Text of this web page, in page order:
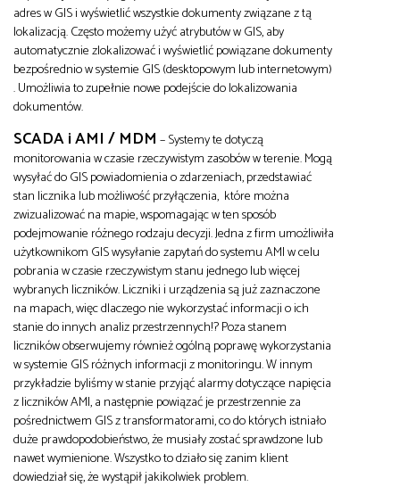
adres w GIS i wyświetlić wszystkie dokumenty związane z tą
lokalizacją. Często możemy użyć atrybutów w GIS, aby
automatycznie zlokalizować i wyświetlić powiązane dokumenty
bezpośrednio w systemie GIS (desktopowym lub internetowym)
. Umożliwia to zupełnie nowe podejście do lokalizowania
dokumentów.
SCADA i AMI / MDM – Systemy te dotyczą
monitorowania w czasie rzeczywistym zasobów w terenie. Mogą
wysyłać do GIS powiadomienia o zdarzeniach, przedstawiać
stan licznika lub możliwość przyłączenia, które można
zwizualizować na mapie, wspomagając w ten sposób
podejmowanie różnego rodzaju decyzji. Jedna z firm umożliwiła
użytkownikom GIS wysyłanie zapytań do systemu AMI w celu
pobrania w czasie rzeczywistym stanu jednego lub więcej
wybranych liczników. Liczniki i urządzenia są już zaznaczone
na mapach, więc dlaczego nie wykorzystać informacji o ich
stanie do innych analiz przestrzennych!? Poza stanem
liczników obserwujemy również ogólną poprawę wykorzystania
w systemie GIS różnych informacji z monitoringu. W innym
przykładzie byliśmy w stanie przyjąć alarmy dotyczące napięcia
z liczników AMI, a następnie powiązać je przestrzennie za
pośrednictwem GIS z transformatorami, co do których istniało
duże prawdopodobieństwo, że musiały zostać sprawdzone lub
nawet wymienione. Wszystko to działo się zanim klient
dowiedział się, że wystąpił jakikolwiek problem.